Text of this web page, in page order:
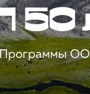
50
Программы